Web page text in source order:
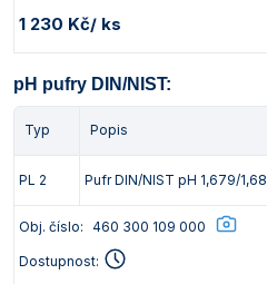
1 230 Kč/ ks
pH pufry DIN/NIST:
Typ Popis
PL 2 Pufr DIN/NIST pH 1,679/1,68
Obj. číslo: 460 300 109 000
Dostupnost: